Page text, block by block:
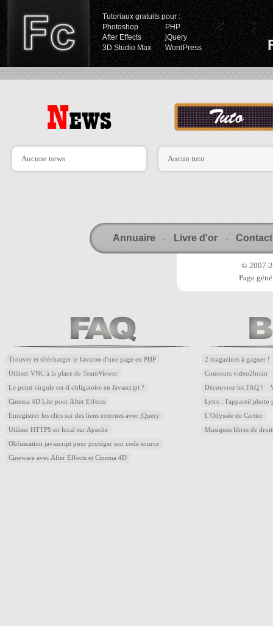
Tutoriaux gratuits pour :
Photoshop
PHP
After Effects
jQuery
3D Studio Max
WordPress
Aucune news Aucun tuto
Annuaire - Livre d'or - Contact
© 2007-
Page
Trouver et télécharger le favicon d'une page en PHP
Utiliser VNC à la place de TeamViewer
Le point virgule est-il obligatoire en Javascript ?
Cinema 4D Lite pour After Effects
Enregistrer les clics sur des liens externes avec jQuery
Utiliser HTTPS en local sur Apache
Obfuscation javascript pour protéger son code source
Cineware avec After Effects et Cinema 4D
2 magazines à gagner !
Concours video2brain
Découvrez les FAQ !
Lytro : l'appareil photo
L'Odyssée de Cartier
Musiques libres de